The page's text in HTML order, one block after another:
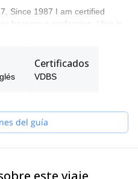
Since 1987 I am certified
become a profession. I live in
the moutaineering school
in morocco, rock climbing in
- I like it to explore new
training expedition for
as in the mountains and
Certificados
VDBS
del guía
este viaje